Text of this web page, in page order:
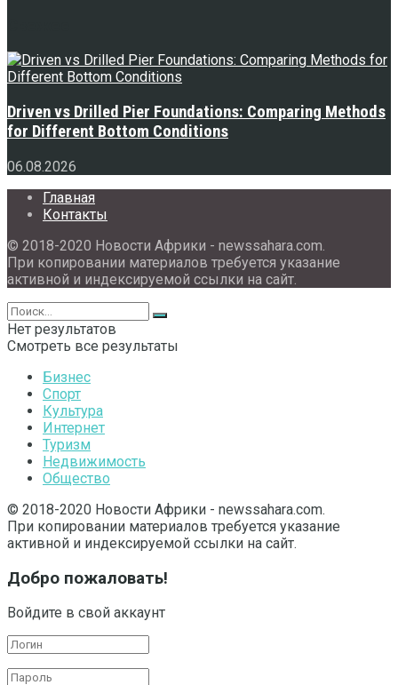
Driven vs Drilled Pier Foundations: Comparing Methods
for Different Bottom Conditions
06.08.2026
Главная
Контакты
© 2018-2020 Новости Африки - newssahara.com.
При копировании материалов требуется указание
активной и индексируемой ссылки на сайт.
Нет результатов
Смотреть все результаты
Бизнес
Спорт
Культура
Интернет
Туризм
Недвижимость
Общество
© 2018-2020 Новости Африки - newssahara.com.
При копировании материалов требуется указание
активной и индексируемой ссылки на сайт.
Добро пожаловать!
Войдите в свой аккаунт